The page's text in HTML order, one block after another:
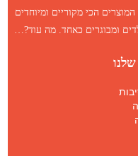
הכי מקוריים ומיוחדים
ומבוגרים כאחד.מה עוד?…